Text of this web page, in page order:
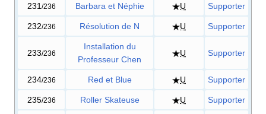
231 /236 Barbara et Néphie U Supporter
232/236 Résolution de N U Supporter
233/236
Installation du
Professeur Chen
U Supporter
234/236 Red et Blue U Supporter
235/236 Roller Skateuse U Supporter